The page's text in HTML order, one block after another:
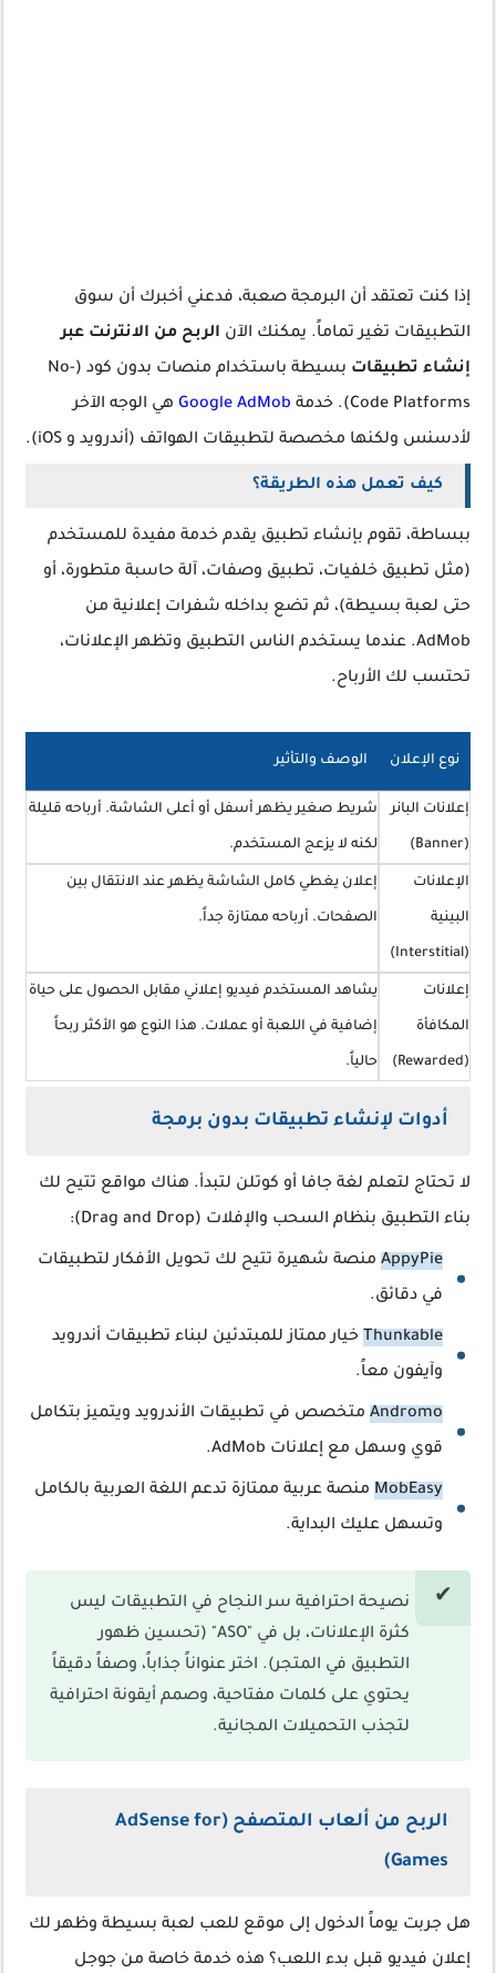
إذا كنت تعتقد أن البرمجة صعبة، فدعني أخبرك أن سوق
التطبيقات تغير تماماً. يمكنك الآن الربح من الانترنت عبر
إنشاء تطبيقات
بسيطة باستخدام منصات بدون كود (No-
Code Platforms). خدمة
Google AdMob هي الوجه الآخر
لأدسنس ولكنها مخصصة لتطبيقات الهواتف (أندرويد و iOS).
كيف تعمل هذه الطريقة؟
ببساطة، تقوم بإنشاء تطبيق يقدم خدمة مفيدة للمستخدم
(مثل تطبيق خلفيات، تطبيق وصفات، آلة حاسبة متطورة، أو
حتى لعبة بسيطة)، ثم تضع بداخله شفرات إعلانية من
AdMob. عندما يستخدم الناس التطبيق وتظهر الإعلانات،
تحتسب لك الأرباح.
نوع الإعلان الوصف والتأثير
إعلانات البانر
(Banner)
شريط صغير يظهر أسفل أو أعلى الشاشة. أرباحه قليلة
لكنه لا يزعج المستخدم.
الإعلانات
البينية
(Interstitial)
إعلان يغطي كامل الشاشة يظهر عند الانتقال بين
الصفحات. أرباحه ممتازة جداً.
إعلانات
المكافأة
(Rewarded)
يشاهد المستخدم فيديو إعلاني مقابل الحصول على حياة
إضافية في اللعبة أو عملات. هذا النوع هو الأكثر ربحاً
حالياً.
أدوات لإنشاء تطبيقات بدون برمجة
لا تحتاج لتعلم لغة جافا أو كوتلن لتبدأ. هناك مواقع تتيح لك
بناء التطبيق بنظام السحب والإفلات (Drag and Drop):
AppyPie منصة شهيرة تتيح لك تحويل الأفكار لتطبيقات
في دقائق.
Thunkable خيار ممتاز للمبتدئين لبناء تطبيقات أندرويد
وآيفون معاً.
Andromo متخصص في تطبيقات الأندرويد ويتميز بتكامل
قوي وسهل مع إعلانات AdMob.
MobEasy منصة عربية ممتازة تدعم اللغة العربية بالكامل
وتسهل عليك البداية.
نصيحة احترافية سر النجاح في التطبيقات ليس
كثرة الإعلانات، بل في "ASO" (تحسين ظهور
التطبيق في المتجر). اختر عنواناً جذاباً، وصفاً دقيقاً
يحتوي على كلمات مفتاحية، وصمم أيقونة احترافية
لتجذب التحميلات المجانية.
الربح من ألعاب المتصفح (AdSense for
Games)
هل جربت يوماً الدخول إلى موقع للعب لعبة بسيطة وظهر لك
إعلان فيديو قبل بدء اللعب؟ هذه خدمة خاصة من جوجل